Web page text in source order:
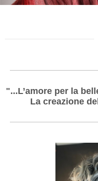
"...L’amore per la
La creazione